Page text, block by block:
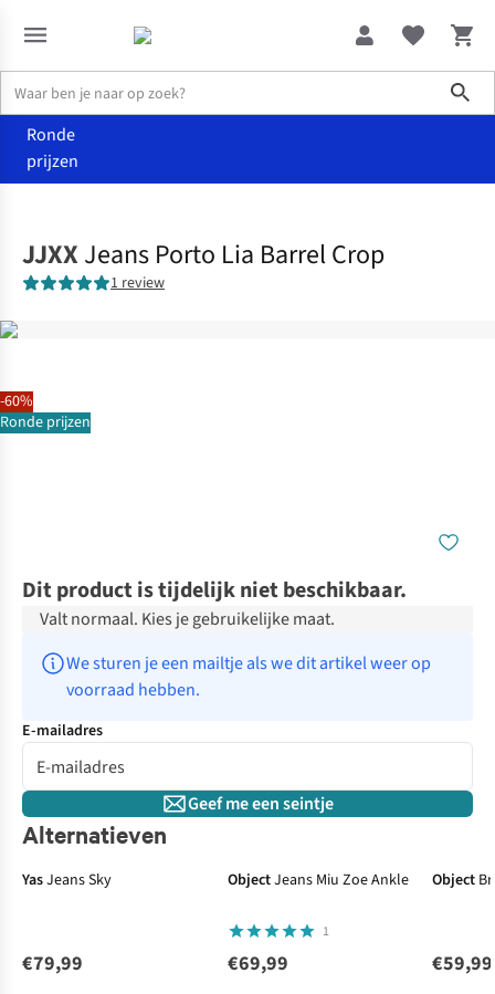
Ronde
prijzen
-60%
Ronde prijzen
JJXX Jeans Porto Lia Barrel Crop
1 review
Dit product is tijdelijk niet beschikbaar.
Valt normaal. Kies je gebruikelijke maat.
We sturen je een mailtje als we dit artikel weer op
voorraad hebben.
E-mailadres
Geef me een seintje
Alternatieven
YasJeans Sky
€79,99
ObjectJeans Miu Zoe Ankle
1
€69,99
Object
€59,99